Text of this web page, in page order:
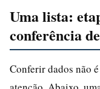
Uma lista:
conferência
Conferir dados não